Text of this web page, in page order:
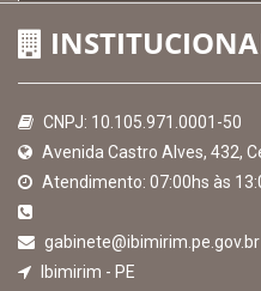
CNPJ: 10.105.971.0001-50
Avenida Castro Alves, 432,
Atendimento: 07:00hs às
gabinete@ibimirim.pe.gov.br
Ibimirim - PE